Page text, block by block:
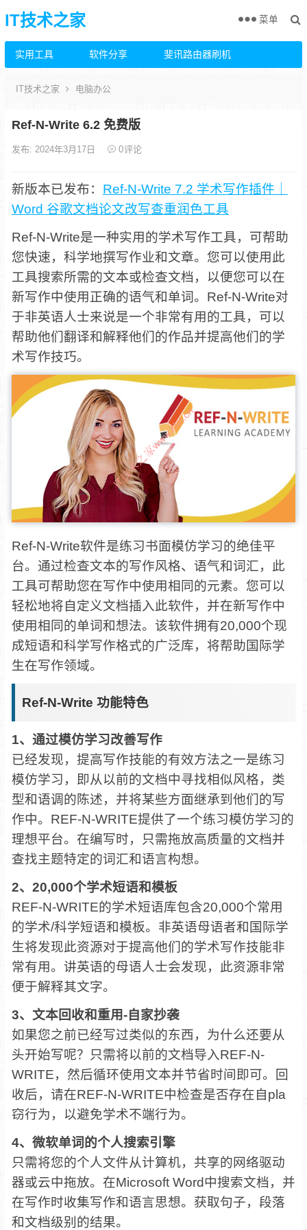
IT技术之家
实用工具 软件分享 斐讯路由器刷机
菜单
IT技术之家 电脑办公
Ref-N-Write 6.2 免费版
发布: 2024年3月17日 0评论
新版本已发布： Ref‑N‑Write 7.2 学术写作插件｜
Word 谷歌文档论文改写查重润色工具
Ref-N-Write是一种实用的学术写作工具，可帮助
您快速，科学地撰写作业和文章。您可以使用此
工具搜索所需的文本或检查文档，以便您可以在
新写作中使用正确的语气和单词。Ref-N-Write对
于非英语人士来说是一个非常有用的工具，可以
帮助他们翻译和解释他们的作品并提高他们的学
术写作技巧。
Ref-N-Write软件是练习书面模仿学习的绝佳平
台。通过检查文本的写作风格、语气和词汇，此
工具可帮助您在写作中使用相同的元素。您可以
轻松地将自定义文档插入此软件，并在新写作中
使用相同的单词和想法。该软件拥有20,000个现
成短语和科学写作格式的广泛库，将帮助国际学
生在写作领域。
Ref-N-Write 功能特色
1、通过模仿学习改善写作
已经发现，提高写作技能的有效方法之一是练习
模仿学习，即从以前的文档中寻找相似风格，类
型和语调的陈述，并将某些方面继承到他们的写
作中。REF-N-WRITE提供了一个练习模仿学习的
理想平台。在编写时，只需拖放高质量的文档并
查找主题特定的词汇和语言构想。
2、20,000个学术短语和模板
REF-N-WRITE的学术短语库包含20,000个常用
的学术/科学短语和模板。非英语母语者和国际学
生将发现此资源对于提高他们的学术写作技能非
常有用。讲英语的母语人士会发现，此资源非常
便于解释其文字。
3、文本回收和重用-自家抄袭
如果您之前已经写过类似的东西，为什么还要从
头开始写呢？只需将以前的文档导入REF-N-
WRITE，然后循环使用文本并节省时间即可。回
收后，请在REF-N-WRITE中检查是否存在自pla
窃行为，以避免学术不端行为。
4、微软单词的个人搜索引擎
只需将您的个人文件从计算机，共享的网络驱动
器或云中拖放。在Microsoft Word中搜索文档，并
在写作时收集写作和语言思想。获取句子，段落
和文档级别的结果。